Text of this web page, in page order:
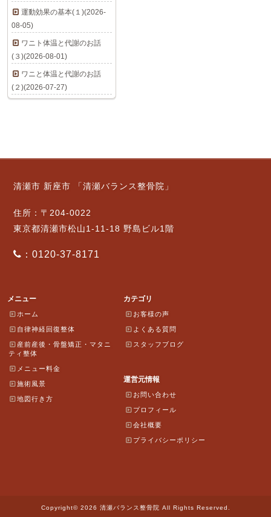
運動効果の基本(１)(2026-
08-05)
ワニト体温と代謝のお話
(３)(2026-08-01)
ワニと体温と代謝のお話
(２)(2026-07-27)
清瀬市 新座市 「清瀬バランス整骨院」
住所：〒204-0022
東京都清瀬市松山1-11-18 野島ビル1階
：0120-37-8171
メニュー
ホーム
自律神経回復整体
産前産後・骨盤矯正・マタニ
ティ整体
メニュー料金
施術風景
地図行き方
カテゴリ
お客様の声
よくある質問
スタッフブログ
運営元情報
お問い合わせ
プロフィール
会社概要
プライバシーポリシー
Copyright© 2026 清瀬バランス整骨院 All Rights Reserved.